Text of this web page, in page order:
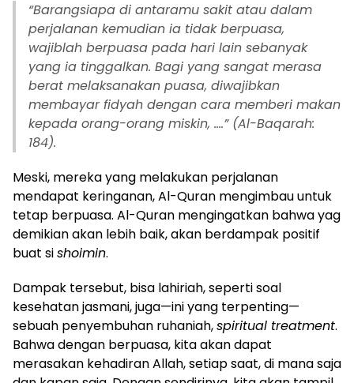
“Barangsiapa di antaramu sakit atau dalam
perjalanan kemudian ia tidak berpuasa,
wajiblah berpuasa pada hari lain sebanyak
yang ia tinggalkan. Bagi yang sangat merasa
berat melaksanakan puasa, diwajibkan
membayar fidyah dengan cara memberi makan
kepada orang-orang miskin, ….” (Al-Baqarah:
184).
Meski, mereka yang melakukan perjalanan
mendapat keringanan, Al-Quran mengimbau untuk
tetap berpuasa. Al-Quran mengingatkan bahwa yag
demikian akan lebih baik, akan berdampak positif
buat sishoimin.
Dampak tersebut, bisa lahiriah, seperti soal
kesehatan jasmani, juga—ini yang terpenting—
sebuah penyembuhan ruhaniah,spiritual treatment.
Bahwa dengan berpuasa, kita akan dapat
merasakan kehadiran Allah, setiap saat, di mana saja